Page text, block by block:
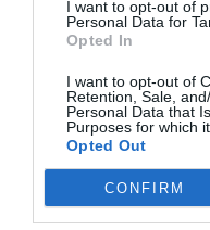
I want to opt-out of
Personal Data for
Opted In
I want to opt-out of
Retention, Sale,
Personal Data that
Purposes for which
Opted Out
CONFIRM
positives, amb un
creixement
d’interès, el
Generation EU i la
aquesta tendència
una exposició